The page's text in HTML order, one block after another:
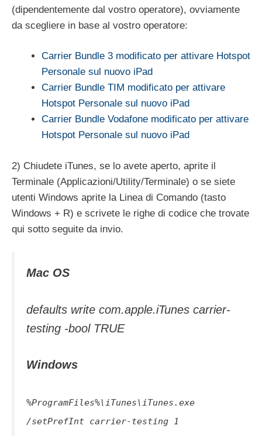
(dipendentemente dal vostro operatore), ovviamente
da scegliere in base al vostro operatore:
Carrier Bundle 3 modificato per attivare Hotspot
Personale sul nuovo iPad
Carrier Bundle TIM modificato per attivare
Hotspot Personale sul nuovo iPad
Carrier Bundle Vodafone modificato per attivare
Hotspot Personale sul nuovo iPad
2) Chiudete iTunes, se lo avete aperto, aprite il
Terminale (Applicazioni/Utility/Terminale) o se siete
utenti Windows aprite la Linea di Comando (tasto
Windows + R) e scrivete le righe di codice che trovate
qui sotto seguite da invio.
Mac OS
defaults write com.apple.iTunes carrier-
testing -bool TRUE
Windows
%ProgramFiles%\iTunes\iTunes.exe
/setPrefInt carrier-testing 1